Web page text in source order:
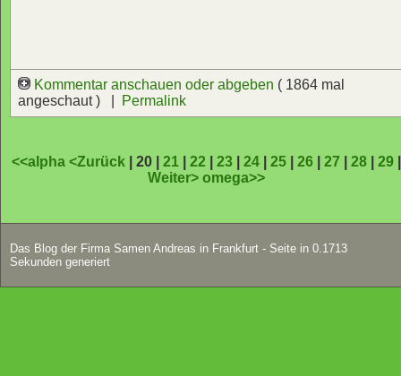
Kommentar anschauen oder abgeben ( 1864 mal
angeschaut ) |
Permalink
<<alpha<Zurück | 20 |21 |22 |23 |24 |25 |26 |27 |28 |29
Weiter>omega>>
Das Blog der Firma Samen Andreas in Frankfurt - Seite in 0.1713
Sekunden generiert